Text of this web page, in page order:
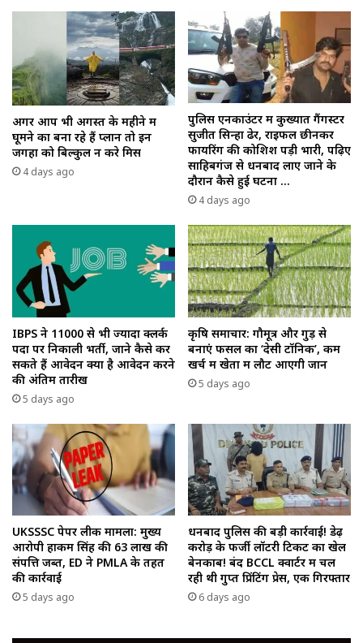
अगर आप भी अगस्त के महीने में
घूमने का बना रहे हैं प्लान तो इन
जगहों को बिल्कुल न करे मिस
4 days ago
पुलिस एनकाउंटर में कुख्यात गैंगस्टर
सुजीत सिन्हा ढेर, राइफल छीनकर
फायरिंग की कोशिश पड़ी भारी, पढ़िए
साहिबगंज से धनबाद लाए जाने के
दौरान कैसे हुई घटना …
4 days ago
IBPS ने 11000 से भी ज्यादा क्लर्क
पदों पर निकाली भर्ती, जाने कैसे कर
सकते हैं आवेदन क्या है आवेदन करने
की अंतिम तारीख
5 days ago
कृषि समाचार: गौमूत्र और गुड़ से
बनाएं फसल का ‘देसी टॉनिक’, कम
खर्च में खेतों में लौट आएगी जान
5 days ago
UKSSSC पेपर लीक मामला: मुख्य
आरोपी हाकम सिंह की ₹63 लाख की
संपत्ति जब्त, ED ने PMLA के तहत
की कार्रवाई
5 days ago
धनबाद पुलिस की बड़ी कार्रवाई! डेढ़
करोड़ के फर्जी लॉटरी टिकट का खेल
बेनकाब! बंद BCCL क्वार्टर में चल
रही थी गुप्त प्रिंटिंग प्रेस, एक गिरफ्तार
6 days ago